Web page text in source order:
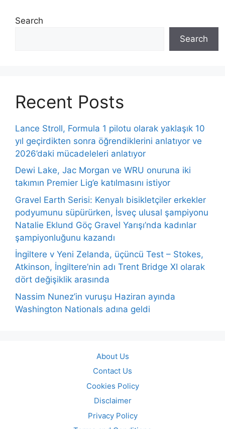
Search
Search
Recent Posts
Lance Stroll, Formula 1 pilotu olarak yaklaşık 10
yıl geçirdikten sonra öğrendiklerini anlatıyor ve
2026’daki mücadeleleri anlatıyor
Dewi Lake, Jac Morgan ve WRU onuruna iki
takımın Premier Lig’e katılmasını istiyor
Gravel Earth Serisi: Kenyalı bisikletçiler erkekler
podyumunu süpürürken, İsveç ulusal şampiyonu
Natalie Eklund Göç Gravel Yarışı’nda kadınlar
şampiyonluğunu kazandı
İngiltere v Yeni Zelanda, üçüncü Test – Stokes,
Atkinson, İngiltere’nin adı Trent Bridge XI olarak
dört değişiklik arasında
Nassim Nunez’in vuruşu Haziran ayında
Washington Nationals adına geldi
About Us
Contact Us
Cookies Policy
Disclaimer
Privacy Policy